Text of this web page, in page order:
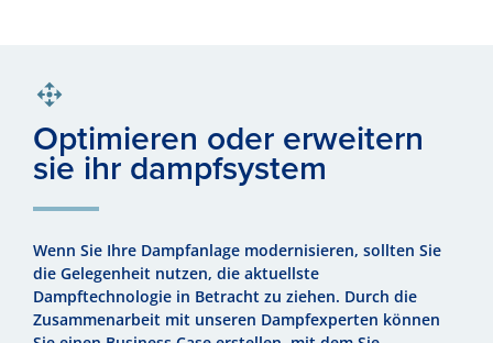
Optimieren oder erweitern
sie ihr dampfsystem
Wenn Sie Ihre Dampfanlage modernisieren, sollten Sie
die Gelegenheit nutzen, die aktuellste
Dampftechnologie in Betracht zu ziehen. Durch die
Zusammenarbeit mit unseren Dampfexperten können